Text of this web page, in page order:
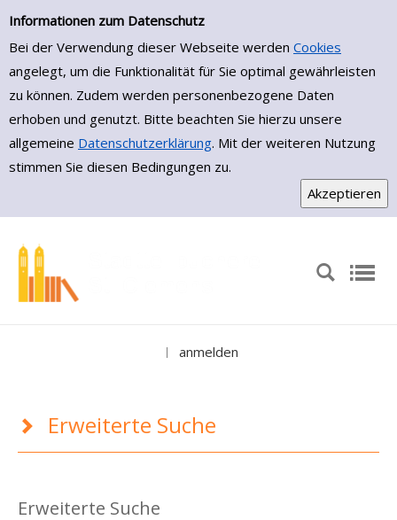
Erweiterte Suche
Informationen zum Datenschutz
Bei der Verwendung dieser Webseite werden Cookies
angelegt, um die Funktionalität für Sie optimal gewährleisten
zu können. Zudem werden personenbezogene Daten
erhoben und genutzt. Bitte beachten Sie hierzu unsere
allgemeine Datenschutzerklärung. Mit der weiteren Nutzung
stimmen Sie diesen Bedingungen zu.
Zur erweiterten Suche springen
anmelden
Erweiterte Suche
Erweiterte Suche